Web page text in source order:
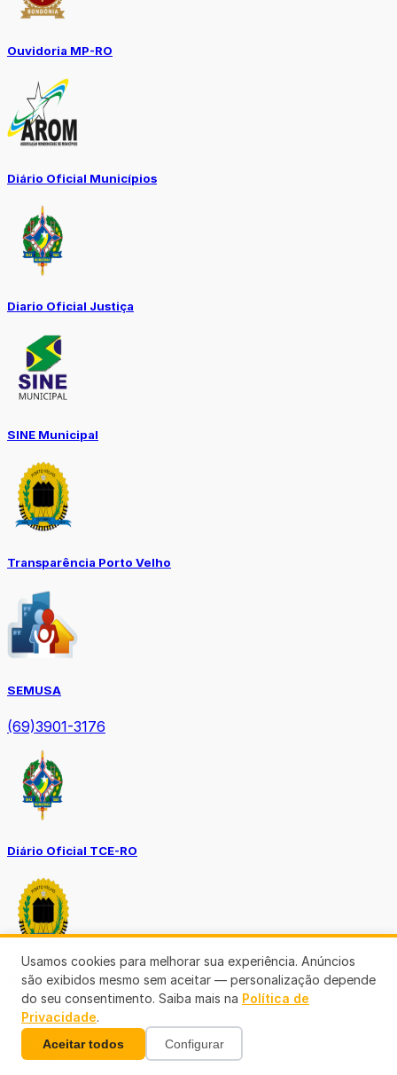
Ouvidoria MP-RO
Diário Oficial Municípios
Diario Oficial Justiça
SINE Municipal
Transparência Porto Velho
SEMUSA
(69)3901-3176
Diário Oficial TCE-RO
Diário Prefeitura de Porto Velho
Usamos cookies para melhorar sua experiência. Anúncios
são exibidos mesmo sem aceitar — personalização depende
do seu consentimento. Saiba mais na Política de
Privacidade.
Aceitar todos Configurar